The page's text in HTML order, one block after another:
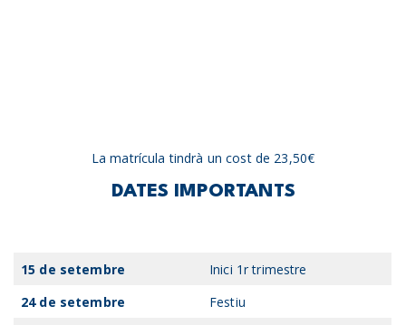
La matrícula tindrà un cost de 23,50€
DATES IMPORTANTS
15 de setembre
Inici 1r trimestre
24 de setembre
Festiu